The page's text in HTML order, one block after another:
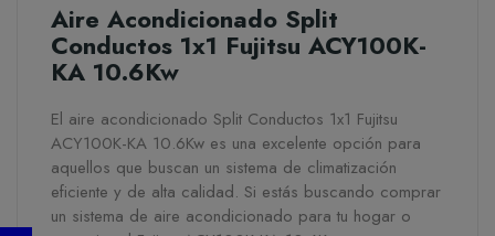
Aire Acondicionado Split
Conductos 1x1 Fujitsu ACY100K-
KA 10.6Kw
El aire acondicionado Split Conductos 1x1 Fujitsu
ACY100K-KA 10.6Kw es una excelente opción para
aquellos que buscan un sistema de climatización
eficiente y de alta calidad. Si estás buscando comprar
un sistema de aire acondicionado para tu hogar o